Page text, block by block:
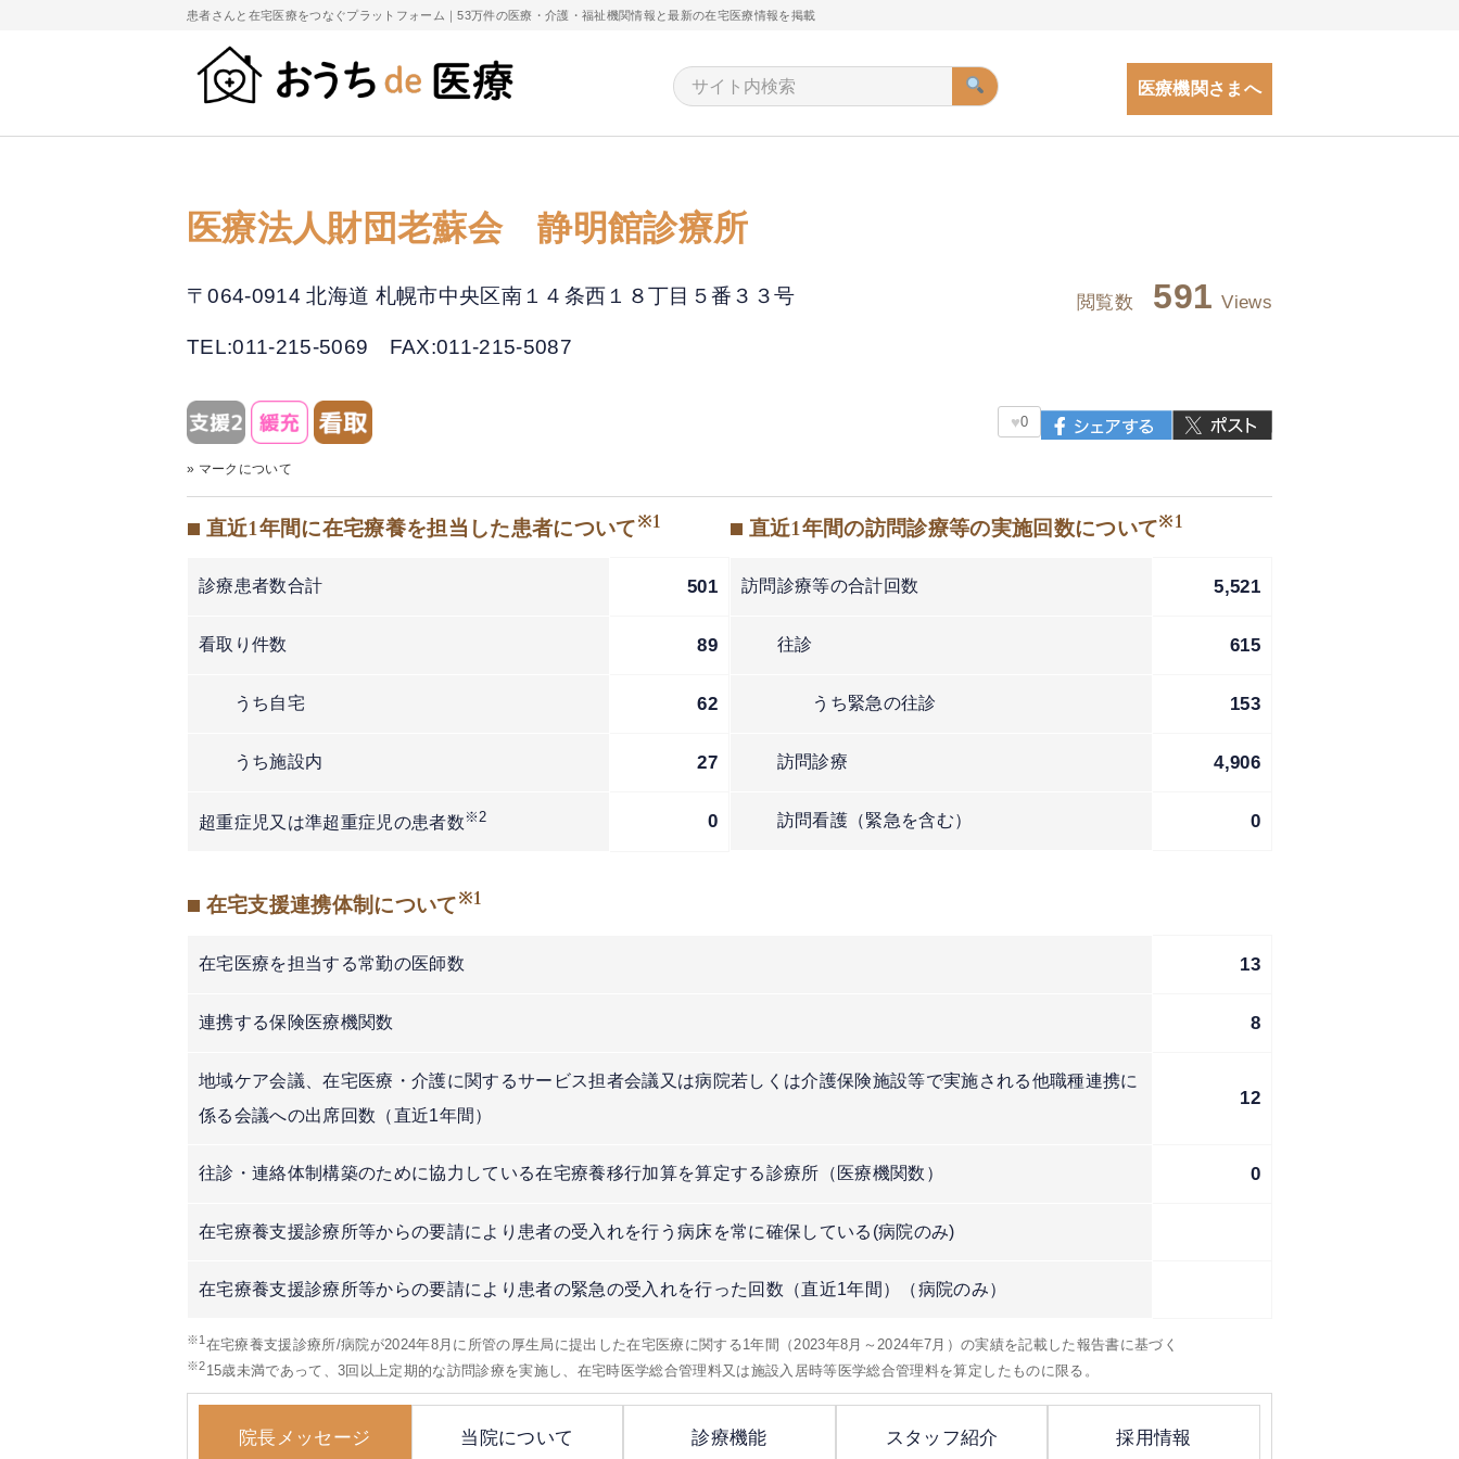
患者さんと在宅医療をつなぐプラットフォーム｜53万件の医療・介護・福祉機関情報と最新の在宅医療情報を掲載
医療機関さまへ
医療法人財団老蘇会 静明館診療所
〒064-0914 北海道 札幌市中央区南１４条西１８丁目５番３３号
TEL:011-215-5069 FAX:011-215-5087
閲覧数 591 Views
♥0
» マークについて
■ 直近1年間に在宅療養を担当した患者について※1
診療患者数合計 501
看取り件数 89
うち自宅 62
うち施設内 27
超重症児又は準超重症児の患者数 ※2 0
■ 直近1年間の訪問診療等の実施回数について※1
訪問診療等の合計回数 5,521
往診 615
うち緊急の往診 153
訪問診療 4,906
訪問看護（緊急を含む） 0
■ 在宅支援連携体制について※1
在宅医療を担当する常勤の医師数 13
連携する保険医療機関数 8
地域ケア会議、在宅医療・介護に関するサービス担者会議又は病院若しくは介護保険施設等で実施される他職種連携に
係る会議への出席回数（直近1年間）
12
往診・連絡体制構築のために協力している在宅療養移行加算を算定する診療所（医療機関数） 0
在宅療養支援診療所等からの要請により患者の受入れを行う病床を常に確保している(病院のみ)
在宅療養支援診療所等からの要請により患者の緊急の受入れを行った回数（直近1年間）（病院のみ）
※1 在宅療養支援診療所/病院が2024年8月に所管の厚生局に提出した在宅医療に関する1年間（2023年8月～2024年7月）の実績を記載した報告書に基づく
※215歳未満であって、3回以上定期的な訪問診療を実施し、在宅時医学総合管理料又は施設入居時等医学総合管理料を算定したものに限る。
院長メッセージ 当院について 診療機能 スタッフ紹介 採用情報